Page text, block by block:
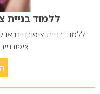
ללמוד בניית
ללמוד בניית ציפורניים